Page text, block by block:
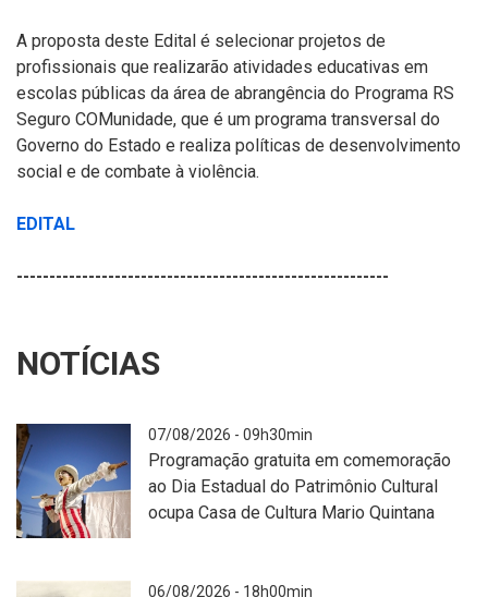
A proposta deste Edital é selecionar projetos de
profissionais que realizarão atividades educativas em
escolas públicas da área de abrangência do Programa RS
Seguro COMunidade, que é um programa transversal do
Governo do Estado e realiza políticas de desenvolvimento
social e de combate à violência.
EDITAL
---------------------------------------------------------
NOTÍCIAS
Fotografia
07/08/2026 - 09h30min
Programação gratuita em comemoração
ao Dia Estadual do Patrimônio Cultural
ocupa Casa de Cultura Mario Quintana
06/08/2026 - 18h00min